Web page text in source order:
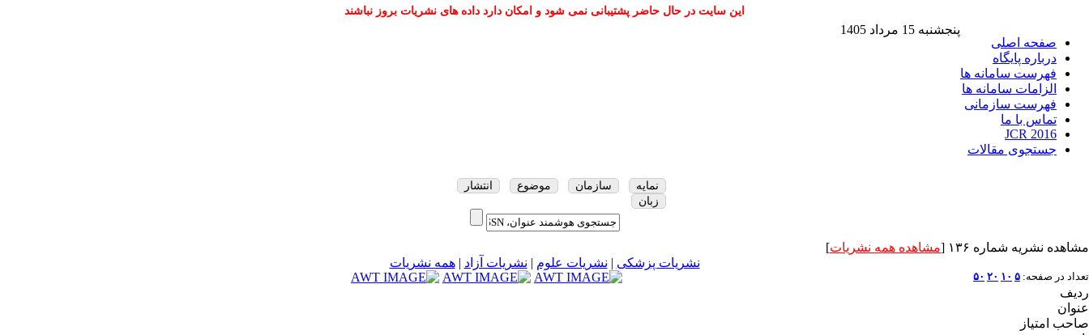
این سایت در حال حاضر پشتیبانی نمی شود و امکان دارد داده های نشریات بروز نباشند
صفحه اصلی
درباره پایگاه
فهرست سامانه ها
الزامات سامانه ها
فهرست سازمانی
تماس با ما
JCR 2016
جستجوی مقالات
پنجشنبه 15 مرداد 1405
نمایه سازمان موضوع
انتشار
زبان
مشاهده نشریه شماره ۱۳۶ [ مشاهده همه نشریات]
نشریات پزشکی | نشریات علوم | نشریات آزاد |همه نشریات
تعداد در صفحه: ۵ ۱۰ ۲۰ ۵۰
ردیف
عنوان
صاحب امتیاز